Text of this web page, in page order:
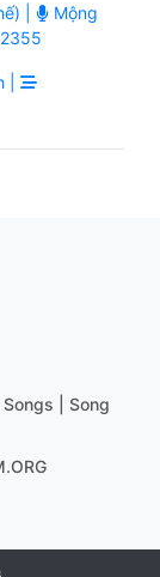
|
Mộng
2355
|
| Song